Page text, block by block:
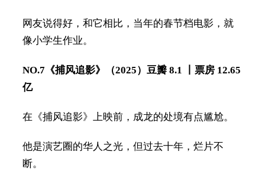
网友说得好，和它相比，当年的春节档电影，就
像小学生作业。
NO.7 《捕风追影》（2025） 豆瓣 8.1 丨票房 12.65
亿
在《捕风追影》上映前，成龙的处境有点尴尬。
他是演艺圈的华人之光，但过去十年，烂片不
断。